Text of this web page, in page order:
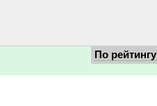
По рейтингу